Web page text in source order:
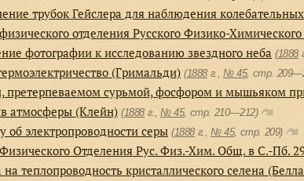
трубок Гейслера для наблюдения
отделения Русского Физико-
фотографии к исследованию звездного неба (1888
(Гримальди) (1888 г.,№ 45, cтр.
претерпеваемом сурьмой, фосфором и мышьяком
атмосферы (Клейн) (1888 г.,№ 45, cтр. 210—212)
об электропроводности серы (1888 г.,№ 45, cтр. 209)
Отделения Рус. Физ.-Хим. Общ. в С.-Пб.
теплопроводность кристаллического селена